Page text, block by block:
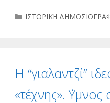
Κατηγορίες
ΙΣΤΟΡΙΚΗ
Η “γιαλαντζί”
«τέχνης».